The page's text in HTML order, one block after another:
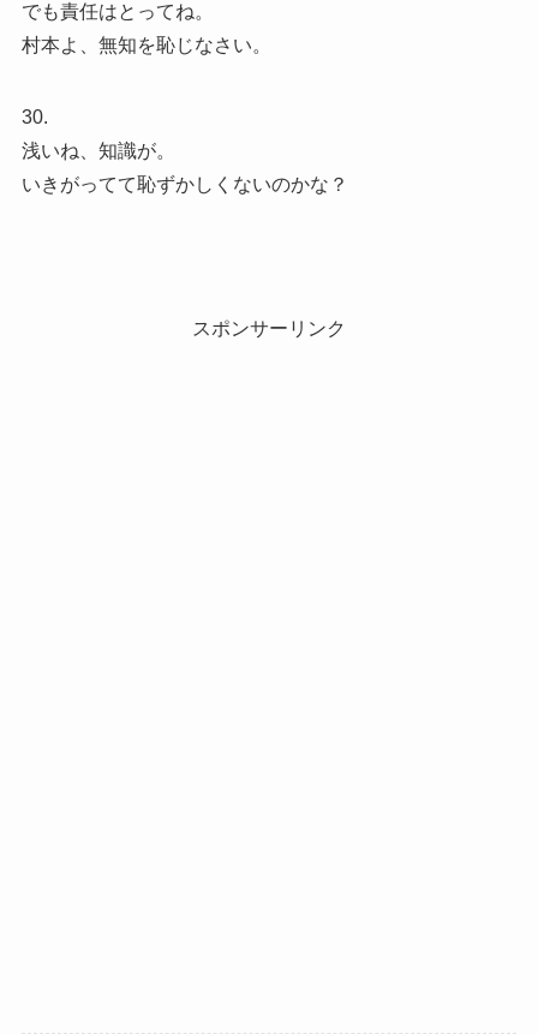
でも責任はとってね。
村本よ、無知を恥じなさい。
30.
浅いね、知識が。
いきがってて恥ずかしくないのかな？
スポンサーリンク